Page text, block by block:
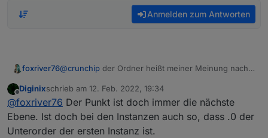
Anmelden zum Antworten
foxriver76@crunchip der Ordner heißt meiner Meinung nach
System heißt er korrekt0_userdata.0
Offline
Diginixschrieb am 12. Feb. 2022, 19:34
zuletzt editiert von
@foxriver76 Der Punkt ist doch immer die nächste
Ebene. Ist doch bei den Instanzen auch so, dass .0 der
Unterorder der ersten Instanz ist.